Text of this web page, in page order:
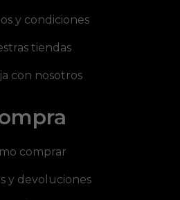
y condiciones
tiendas
con nosotros
comprar
y devoluciones